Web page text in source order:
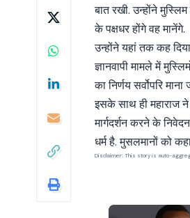
बात रखी. उन्होंने
के पक्षधर होंगे वह मानेंगे.
उन्होंने यहां तक कह
ज्ञानवापी मामले में
का निर्णय सर्वोपरि माना
इसके साथ ही महाराज
मार्गदर्शन करने के
धर्म है. मुसलमानों को
Disclaimer: This story is auto-